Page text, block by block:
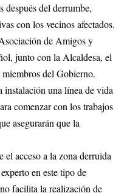
después del derrumbe,
con los vecinos afectados.
de Amigos y
junto con la Alcaldesa, el
del Gobierno.
instalación una línea de vida
comenzar con los trabajos
asegurarán que la
el acceso a la zona derruida
en este tipo de
facilita la realización de